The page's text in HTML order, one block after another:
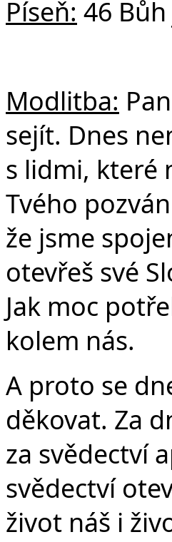
Píseň: 46
Modlitba:
sejít. Dnes
s lidmi, které
Tvého
že jsme
otevřeš své
Jak moc
kolem nás.
A proto se
děkovat. Za
za svědectví
svědectví
život náš i